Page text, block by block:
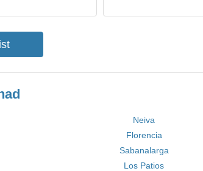
Neiva
Florencia
Sabanalarga
Los Patios